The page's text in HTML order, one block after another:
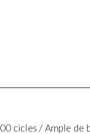
cicles / Ample de